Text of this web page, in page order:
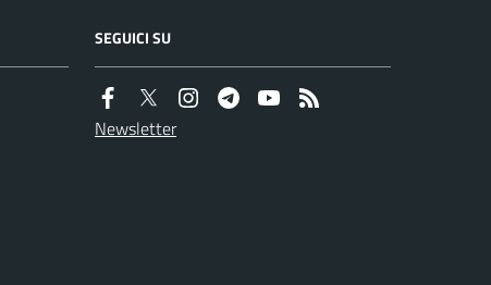
SEGUICI SU
Newsletter